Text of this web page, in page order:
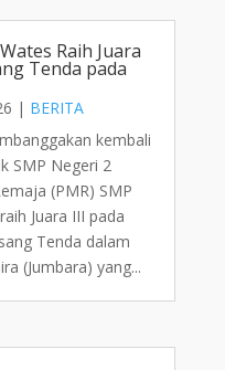
Raih Juara
Tenda pada
| BERITA
kembali
SMP Negeri 2
(PMR) SMP
Juara III pada
Tenda dalam
(Jumbara) yang...